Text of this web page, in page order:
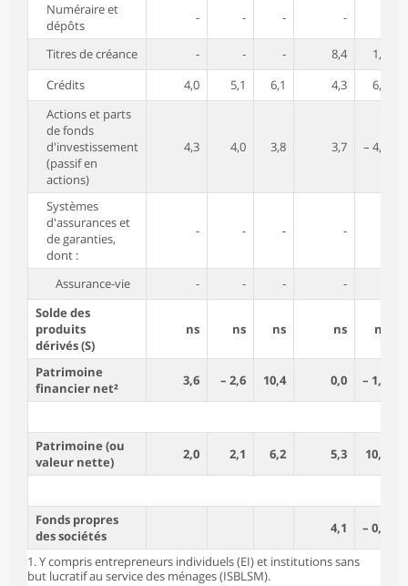
Numéraire et
dépôts
- - - -
Titres de créance - - - 8,4 1,7
Crédits
4,0 5,1 6,1 4,3
6,5
Actions et parts
de fonds
d'investissement
(passif en
actions)
4,3 4,0 3,8 3,7 – 4,5
Systèmes
d'assurances et
de garanties,
dont :
- - - -
Assurance-vie - - - -
Solde des
produits
dérivés (S)
ns ns ns ns ns
Patrimoine
financier net²
3,6 – 2,6 10,4 0,0 – 1,7
Patrimoine (ou
valeur nette)
2,0 2,1 6,2 5,3 10,7
Fonds propres
des sociétés
4,1 – 0,5
1. Y compris entrepreneurs individuels (EI) et institutions sans
but lucratif au service des ménages (ISBLSM).